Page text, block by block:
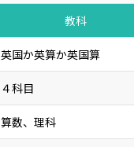
教科
英国か英算か英国算
４科目
算数、理科